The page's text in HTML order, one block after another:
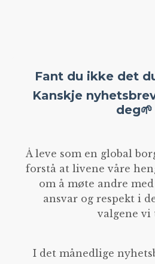
Fant du ikke det
Kanskje
deg🌱
Å leve som en global
forstå at livene våre
om å møte andre
ansvar og respekt i
valgene vi
I det månedlige